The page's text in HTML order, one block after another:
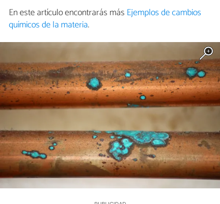
En este artículo encontrarás más Ejemplos de cambios
químicos de la materia.